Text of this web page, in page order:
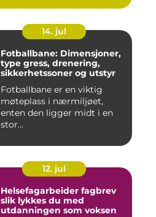
14. jul
Fotballbane: Dimensjoner,
type gress, drenering,
sikkerhetssoner og utstyr
Fotballbane er en viktig
møteplass i nærmiljøet,
enten den ligger midt i en
stor...
12. jul
Helsefagarbeider fagbrev
slik lykkes du med
utdanningen som voksen